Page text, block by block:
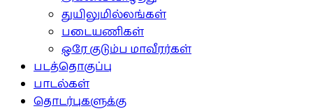
துயிலுமில்லங்கள்
படையணிகள்
ஒரே குடும்ப மாவீரர்கள்
படத்தொகுப்பு
பாடல்கள்
தொடர்புகளுக்கு